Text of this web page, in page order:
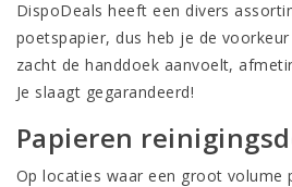
DispoDeals heeft een divers
poetspapier, dus heb je de
zacht de handdoek aanvoelt,
Je slaagt gegarandeerd!
Papieren
Op locaties waar een groot volume